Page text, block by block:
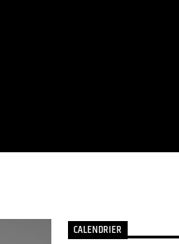
CALENDRIER